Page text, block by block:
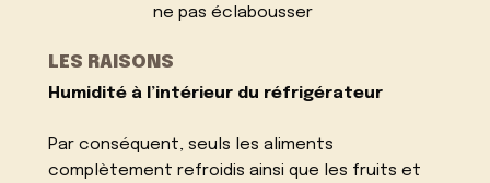
ne pas éclabousser
LES RAISONS
Humidité à l’intérieur du réfrigérateur
Par conséquent, seuls les aliments
complètement refroidis ainsi que les fruits et